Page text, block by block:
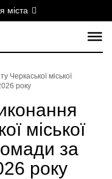
міста
Черкаської міської
року
міської
за
року